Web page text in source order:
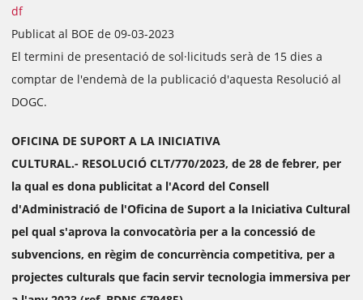
df
Publicat al BOE de 09-03-2023
El termini de presentació de sol·licituds serà de 15 dies a
comptar de l'endemà de la publicació d'aquesta Resolució al
DOGC.
OFICINA DE SUPORT A LA INICIATIVA
CULTURAL.- RESOLUCIÓ CLT/770/2023, de 28 de febrer, per
la qual es dona publicitat a l'Acord del Consell
d'Administració de l'Oficina de Suport a la Iniciativa Cultural
pel qual s'aprova la convocatòria per a la concessió de
subvencions, en règim de concurrència competitiva, per a
projectes culturals que facin servir tecnologia immersiva per